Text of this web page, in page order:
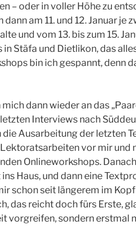
– oder in voller Höhe zu
am 11. und 12. Januar je
und vom 13. bis zum 15.
Stäfa und Dietlikon, das
bin ich gespannt, denn
dann wieder an das
Interviews nach
die Ausarbeitung der letzten
vor mir und
Onlineworkshops.
Haus, und dann eine
schon seit längerem im
das reicht doch fürs Erste,
vorgreifen, sondern erstmal